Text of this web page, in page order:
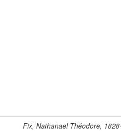
Fix, Nathanael Théodore,